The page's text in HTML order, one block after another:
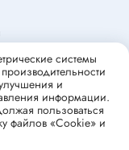
данных
системы
и
информации.
пользоваться
файлов «Cookie» и